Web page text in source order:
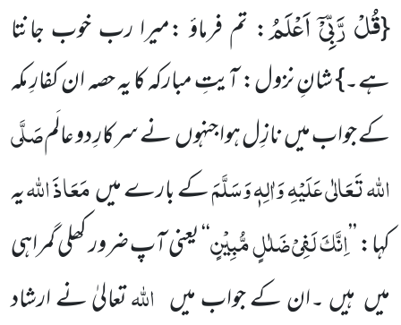
{قُلْ رَّبِّیْۤ اَعْلَمُ: تم فرماؤ :میرا رب خوب جانتا
ہے۔} شانِ نزول: آیتِ مبارکہ کا یہ حصہ ان کفارِ مکہ
کے جواب میں نازِل ہواجنہوں نے سرکارِ دو عالَمصَلَّی
اللہ تَعَالٰی عَلَیْہِ وَاٰلِہٖ وَسَلَّمَکے بارے میںمَعَاذَ اللہیہ
کہا: ’’اِنَّکَ لَفِیْ ضَلٰلٍ مُّبِیْنٍ‘‘ یعنی آپ ضرور کھلی گمراہی
میں ہیں ۔ان کے جواب میں اللہتعالیٰ نے ارشاد